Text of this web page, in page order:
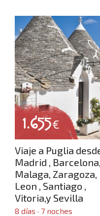
Ofertas de
1.655€
Viaje a Puglia
Madrid , Barcelona,
Malaga, Zaragoza,
Leon , Santiago ,
Vitoria,y Sevilla
8 días · 7 noches